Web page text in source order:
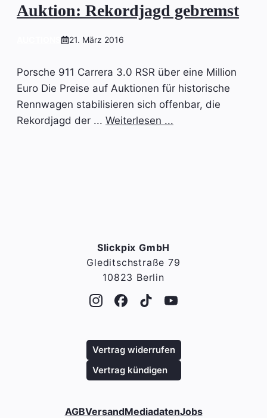
Auktion: Rekordjagd gebremst
21. März 2016
Porsche 911 Carrera 3.0 RSR über eine Million
Euro Die Preise auf Auktionen für historische
Rennwagen stabilisieren sich offenbar, die
Rekordjagd der ... Weiterlesen ...
Slickpix GmbH
Gleditschstraße 79
10823 Berlin
AGBVersandMediadatenJobs
Vertrag widerrufen
Vertrag kündigen